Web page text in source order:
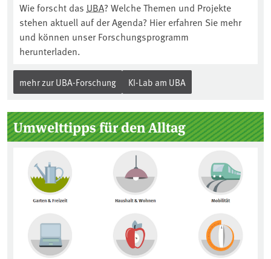
Wie forscht das UBA? Welche Themen und Projekte
stehen aktuell auf der Agenda? Hier erfahren Sie mehr
und können unser Forschungsprogramm
herunterladen.
mehr zur UBA-Forschung KI-Lab am UBA
Umwelttipps für den Alltag